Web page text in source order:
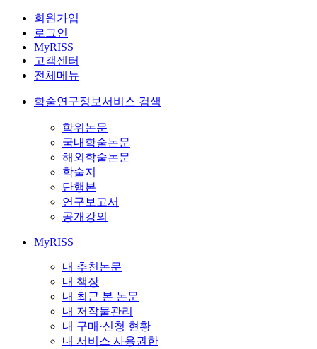
회원가입
로그인
MyRISS
고객센터
전체메뉴
학술연구정보서비스 검색
학위논문
국내학술논문
해외학술논문
학술지
단행본
연구보고서
공개강의
MyRISS
내 추천논문
내 책장
내 최근 본 논문
내 저작물관리
내 구매·신청 현황
내 서비스 사용권한